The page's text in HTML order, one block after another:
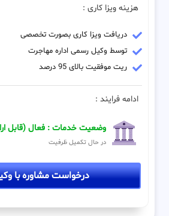
هزینه ویزا کاری :
دریافت ویزا کاری بصورت تخصصی
توسط وکیل رسمی اداره مهاجرت
ریت موفقیت بالای 95 درصد
ادامه فرایند :
وضعیت خدمات : فعال (قابل
در حال تکمیل ظرفیت
درخواست مشاوره با